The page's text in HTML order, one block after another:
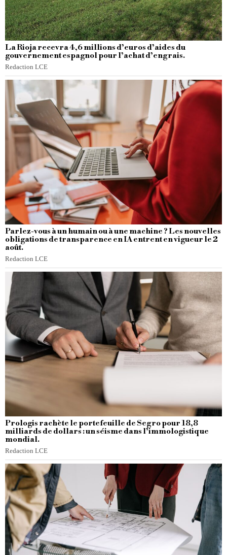
La Rioja recevra 4,6 millions d’euros d’aides du
gouvernement espagnol pour l’achat d’engrais.
Redaction LCE
Parlez-vous à un humain ou à une machine ? Les nouvelles
obligations de transparence en IA entrent en vigueur le 2
août.
Redaction LCE
Prologis rachète le portefeuille de Segro pour 18,8
milliards de dollars : un séisme dans l’immologistique
mondial.
Redaction LCE